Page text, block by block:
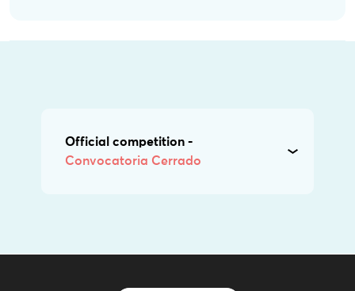
Official competition -
Convocatoria Cerrado